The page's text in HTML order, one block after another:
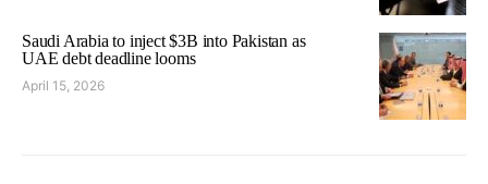
Saudi Arabia to inject $3B into Pakistan as
UAE debt deadline looms
April 15, 2026